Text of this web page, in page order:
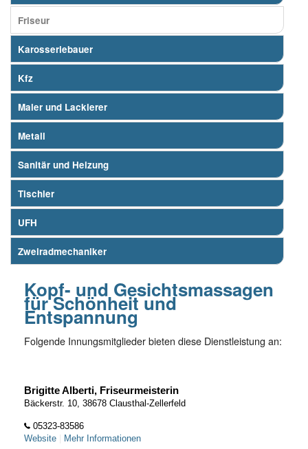
Friseur
Karosseriebauer
Kfz
Maler und Lackierer
Metall
Sanitär und Heizung
Tischler
UFH
Zweiradmechaniker
Kopf- und Gesichtsmassagen
für Schönheit und
Entspannung
Folgende Innungsmitglieder bieten diese Dienstleistung an:
Brigitte Alberti, Friseurmeisterin
Bäckerstr. 10, 38678 Clausthal-Zellerfeld
05323-83586
Website
Mehr Informationen